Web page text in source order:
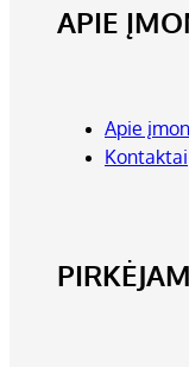
APIE
Apie
Kontaktai